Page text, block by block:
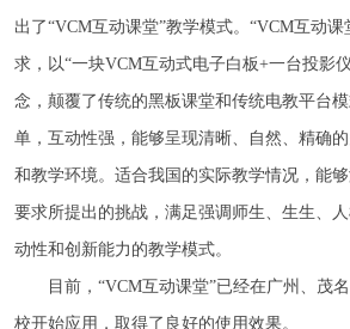
出了“VCM互动课堂”教学模式。“VCM互动
求，以“一块VCM互动式电子白板+一台投影
念，颠覆了传统的黑板课堂和传统电教平台
单，互动性强，能够呈现清晰、自然、精确
和教学环境。适合我国的实际教学情况，能
要求所提出的挑战，满足强调师生、生生、
动性和创新能力的教学模式。
目前，“VCM互动课堂”已经在广州、茂名
校开始应用，取得了良好的使用效果。